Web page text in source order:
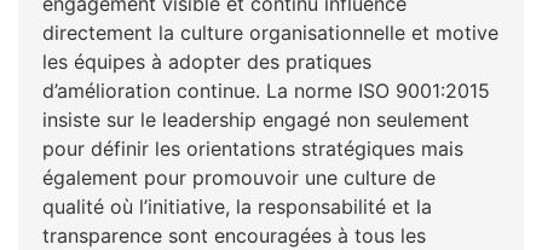
directement la culture organisationnelle et motive
les équipes à adopter des pratiques
d’amélioration continue. La norme ISO 9001:2015
insiste sur le leadership engagé non seulement
pour définir les orientations stratégiques mais
également pour promouvoir une culture de
qualité où l’initiative, la responsabilité et la
transparence sont encouragées à tous les